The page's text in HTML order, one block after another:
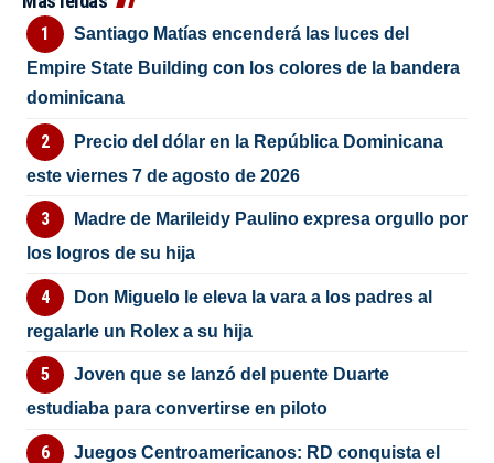
Santiago Matías encenderá las luces del
Empire State Building con los colores de la bandera
dominicana
Precio del dólar en la República Dominicana
este viernes 7 de agosto de 2026
Madre de Marileidy Paulino expresa orgullo por
los logros de su hija
Don Miguelo le eleva la vara a los padres al
regalarle un Rolex a su hija
Joven que se lanzó del puente Duarte
estudiaba para convertirse en piloto
Juegos Centroamericanos: RD conquista el